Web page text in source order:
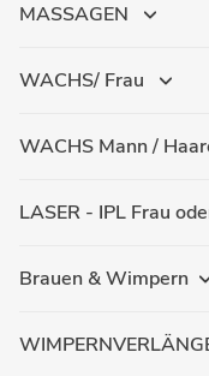
MASSAGEN
WACHS/ Frau
WACHS Mann /
LASER - IPL Frau
Brauen & Wimpern